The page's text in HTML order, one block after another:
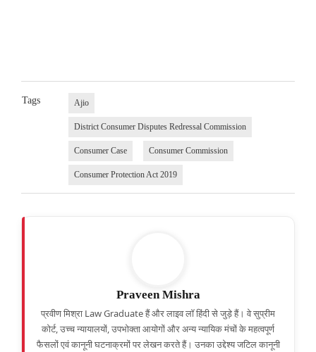
Tags Ajio
District Consumer Disputes Redressal Commission
Consumer Case Consumer Commission
Consumer Protection Act 2019
Praveen Mishra
प्रवीण मिश्रा Law Graduate हैं और लाइव लॉ हिंदी से जुड़े हैं। वे सुप्रीम
कोर्ट, उच्च न्यायालयों, उपभोक्ता आयोगों और अन्य न्यायिक मंचों के महत्वपूर्ण
फैसलों एवं कानूनी घटनाक्रमों पर लेखन करते हैं। उनका उद्देश्य जटिल कानूनी